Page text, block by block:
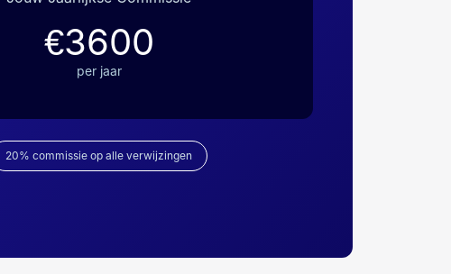
€3600
per jaar
20% commissie op alle verwijzingen